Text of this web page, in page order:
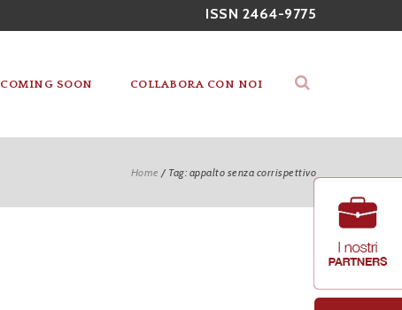
ISSN 2464-9775
COMING SOON COLLABORA CON NOI
Home / Tag: appalto senza corrispettivo